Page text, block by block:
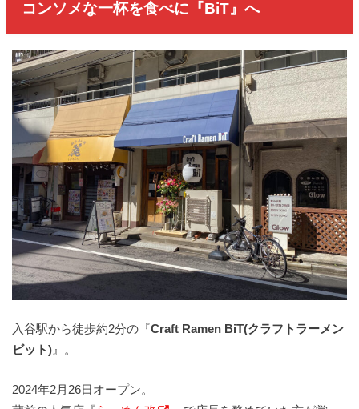
コンソメな一杯を食べに『BiT』へ
入谷駅から徒歩約2分の『Craft Ramen BiT(クラフトラーメン
ビット) 』。
2024年2月26日オープン。